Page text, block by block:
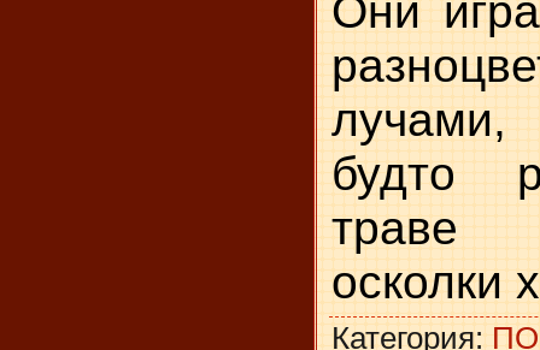
Они
будто
траве
осколки
Категория: